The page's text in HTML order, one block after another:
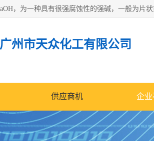
广州市天众化工有限公司
供应商机 企业